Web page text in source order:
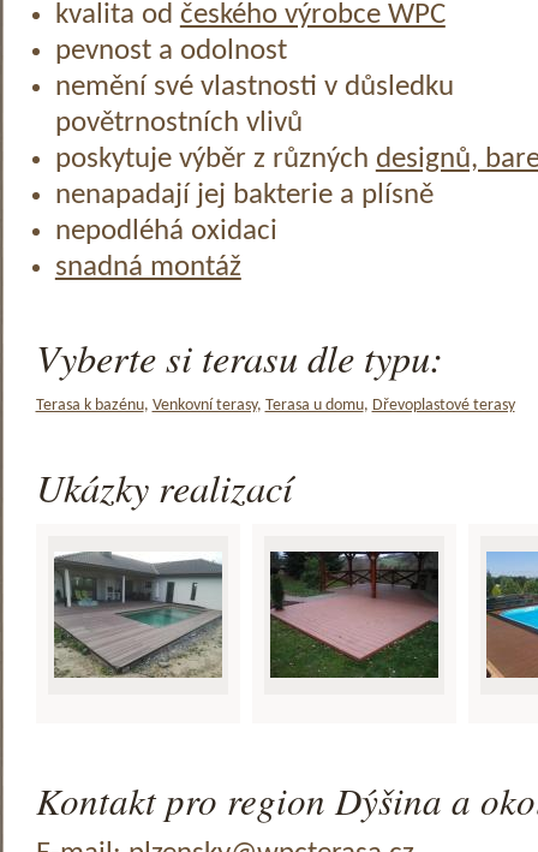
kvalita od českého výrobce WPC
pevnost a odolnost
nemění své vlastnosti v důsledku
povětrnostních vlivů
poskytuje výběr z různých designů,
nenapadají jej bakterie a plísně
nepodléhá oxidaci
snadná montáž
Vyberte si terasu dle typu:
Terasa k bazénu, Venkovní terasy, Terasa u domu, Dřevoplastové terasy
Ukázky realizací
Kontakt pro region Dýšina a